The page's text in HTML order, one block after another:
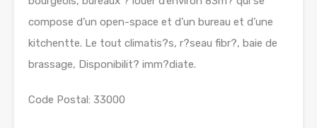
compose d’un open-space et d’un bureau et d’une
kitchentte. Le tout climatis?s, r?seau fibr?, baie de
brassage, Disponibilit? imm?diate.
Code Postal: 33000